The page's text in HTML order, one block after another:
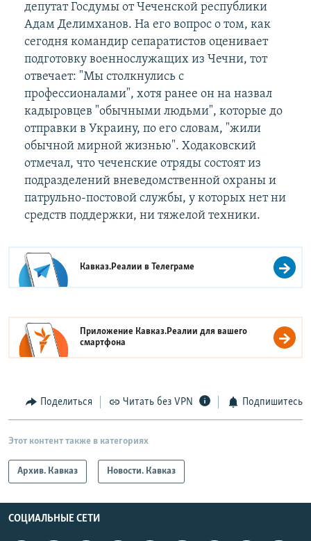
депутат Госдумы от Чеченской республики
Адам Делимханов. На его вопрос о том, как
сегодня командир сепаратистов оценивает
подготовку военнослужащих из Чечни, тот
отвечает: "Мы столкнулись с
профессионалами", хотя ранее он на назвал
кадыровцев "обычными людьми", которые до
отправки в Украину, по его словам, "жили
обычной мирной жизнью". Ходаковский
отмечал, что чеченские отряды состоят из
подразделений вневедомственной охраны и
патрульно-постовой службы, у которых нет ни
средств поддержки, ни тяжелой техники.
Кавказ.Реалии вТелеграме
Приложение Кавказ.Реалии для вашего
смартфона
Поделиться Читать без VPN Подпишитесь
Этот контент также в категориях
Архив. Кавказ Новости. Кавказ
СОЦИАЛЬНЫЕ СЕТИ